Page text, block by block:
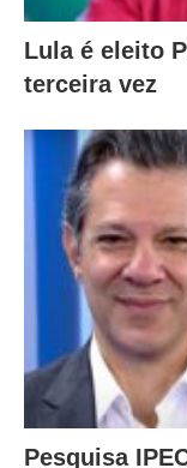
Lula é eleito
terceira vez
Pesquisa